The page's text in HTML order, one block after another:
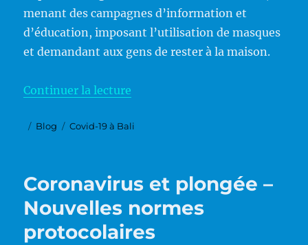
menant des campagnes d’information et
d’éducation, imposant l’utilisation de masques
et demandant aux gens de rester à la maison.
Continuer la lecture
Publié
Catégories
Blog Étiquettes
Covid-19 à Bali
Coronavirus et plongée –
Nouvelles normes
protocolaires